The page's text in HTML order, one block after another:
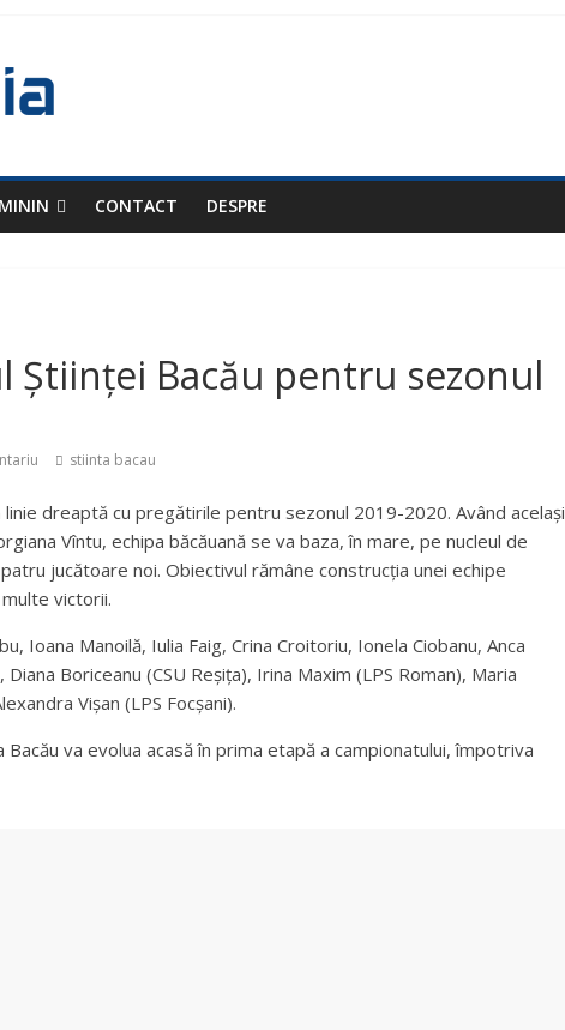
CONTACT DESPRE
Bacău pentru sezonul
stiinta bacau
dreaptă cu pregătirile pentru sezonul 2019-2020. Având același
Vîntu, echipa băcăuană se va baza, în mare, pe nucleul de
jucătoare noi. Obiectivul rămâne construcția unei echipe
victorii.
Ioana Manoilă, Iulia Faig, Crina Croitoriu, Ionela Ciobanu, Anca
Boriceanu (CSU Reșița), Irina Maxim (LPS Roman), Maria
Vișan (LPS Focșani).
va evolua acasă în prima etapă a campionatului, împotriva